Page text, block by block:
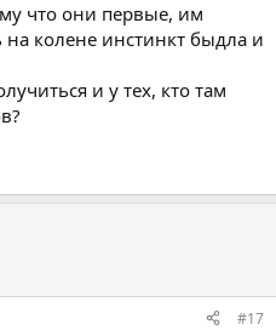
что они первые, им
на колене инстинкт быдла и
и у тех, кто там
#17